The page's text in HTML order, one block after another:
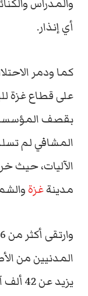
والمدراس
أي إنذار.
كما ودمر
بقصف
المشافي لم
الآليات، حيث
مدينةغزة
المدنيين من
يزيد